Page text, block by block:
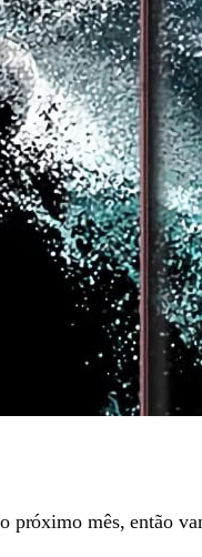
próximo mês, então